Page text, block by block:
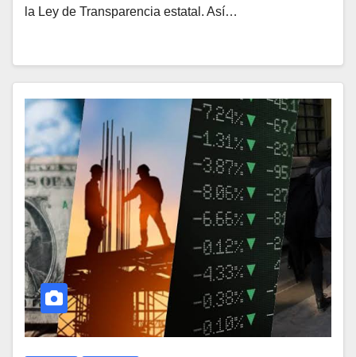
la Ley de Transparencia estatal. Así…